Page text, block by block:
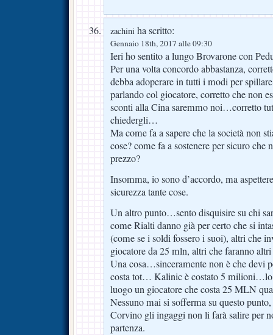
zachini ha scritto:
Gennaio 18th, 2017 alle 09:30
Ieri ho sentito a lungo Brovarone con
Per una volta concordo abbastanza,
debba adoperare in tutti i modi per
parlando col giocatore, corretto che non
sconti alla Cina saremmo noi…corretto
chiedergli…
Ma come fa a sapere che la società non
cose? come fa a sostenere per sicuro che
prezzo?
Insomma, io sono d’accordo, ma
sicurezza tante cose.
Un altro punto…sento disquisire su chi
come Rialti danno già per certo che si
(come se i soldi fossero i suoi), altri che
giocatore da 25 mln, altri che faranno
Una cosa…sinceramente non è che devi
costa tot… Kalinic è costato 5
luogo un giocatore che costa 25 MLN
Nessuno mai si sofferma su questo
Corvino gli ingaggi non li farà salire per
partenza.